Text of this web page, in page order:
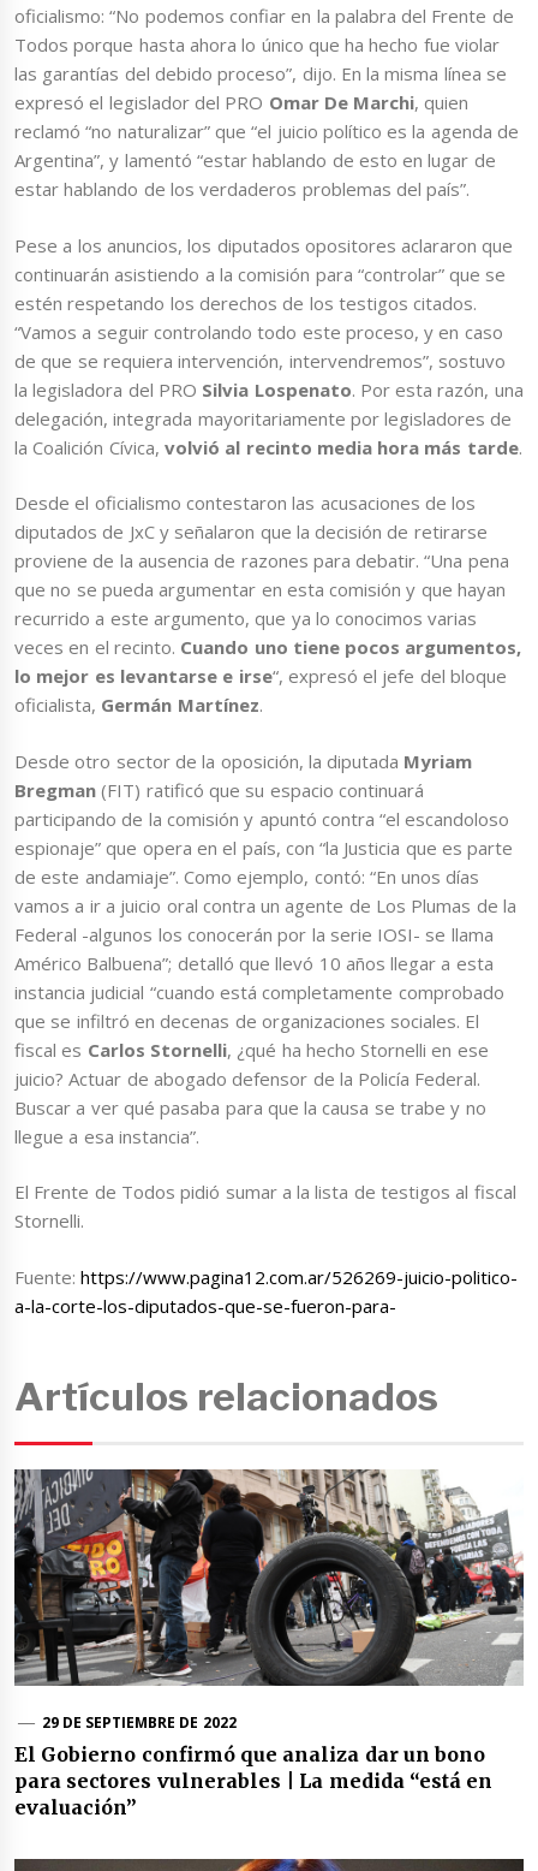
oficialismo: “No podemos confiar en la palabra del Frente de
Todos porque hasta ahora lo único que ha hecho fue violar
las garantías del debido proceso”, dijo. En la misma línea se
expresó el legislador del PRO Omar De Marchi, quien
reclamó “no naturalizar” que “el juicio político es la agenda de
Argentina”, y lamentó “estar hablando de esto en lugar de
estar hablando de los verdaderos problemas del país”.
Pese a los anuncios, los diputados opositores aclararon que
continuarán asistiendo a la comisión para “controlar” que se
estén respetando los derechos de los testigos citados.
“Vamos a seguir controlando todo este proceso, y en caso
de que se requiera intervención, intervendremos”, sostuvo
la legisladora del PRO Silvia Lospenato. Por esta razón, una
delegación, integrada mayoritariamente por legisladores de
la Coalición Cívica, volvió al recinto media hora más tarde.
Desde el oficialismo contestaron las acusaciones de los
diputados de JxC y señalaron que la decisión de retirarse
proviene de la ausencia de razones para debatir. “Una pena
que no se pueda argumentar en esta comisión y que hayan
recurrido a este argumento, que ya lo conocimos varias
veces en el recinto. Cuando uno tiene pocos argumentos,
lo mejor es levantarse e irse“, expresó el jefe del bloque
oficialista, Germán Martínez.
Desde otro sector de la oposición, la diputada Myriam
Bregman (FIT) ratificó que su espacio continuará
participando de la comisión y apuntó contra “el escandoloso
espionaje” que opera en el país, con “la Justicia que es parte
de este andamiaje”. Como ejemplo, contó: “En unos días
vamos a ir a juicio oral contra un agente de Los Plumas de la
Federal -algunos los conocerán por la serie IOSI- se llama
Américo Balbuena”; detalló que llevó 10 años llegar a esta
instancia judicial “cuando está completamente comprobado
que se infiltró en decenas de organizaciones sociales. El
fiscal es Carlos Stornelli, ¿qué ha hecho Stornelli en ese
juicio? Actuar de abogado defensor de la Policía Federal.
Buscar a ver qué pasaba para que la causa se trabe y no
llegue a esa instancia”.
El Frente de Todos pidió sumar a la lista de testigos al fiscal
Stornelli.
Fuente:https://www.pagina12.com.ar/526269-juicio-politico-
a-la-corte-los-diputados-que-se-fueron-para-
Artículos relacionados
29 DE SEPTIEMBRE DE 2022
El Gobierno confirmó que analiza dar un bono
para sectores vulnerables | La medida “está en
evaluación”